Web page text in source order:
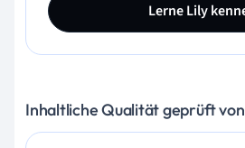
Lerne Lily
Inhaltliche Qualität geprüft